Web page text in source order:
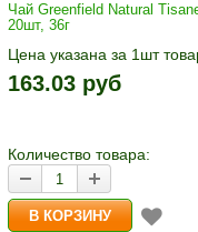
Чай Greenfield Natural
20шт, 36г
Цена указана за 1шт
1шт прибавляется
и «-». Выберите нужное
163.03 руб
Количество товара: